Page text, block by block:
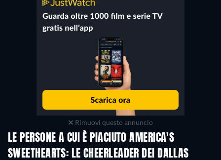
Rimuovi questo annuncio
LE PERSONE A CUI È PIACIUTO AMERICA'S
SWEETHEARTS: LE CHEERLEADER DEI DALLAS